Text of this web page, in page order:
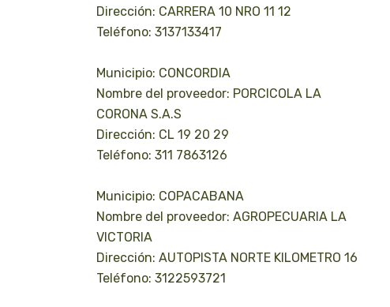
Dirección: CARRERA 10 NRO 11 12
Teléfono: 3137133417
Municipio: CONCORDIA
Nombre del proveedor: PORCICOLA LA
CORONA S.A.S
Dirección: CL 19 20 29
Teléfono: 311 7863126
Municipio: COPACABANA
Nombre del proveedor: AGROPECUARIA LA
VICTORIA
Dirección: AUTOPISTA NORTE KILOMETRO 16
Teléfono: 3122593721